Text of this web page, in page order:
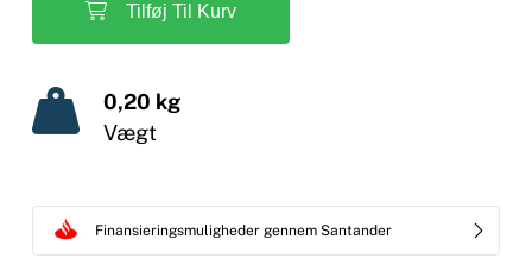
Tilføj Til Kurv
0,20 kg
Vægt
Finansieringsmuligheder gennem Santander